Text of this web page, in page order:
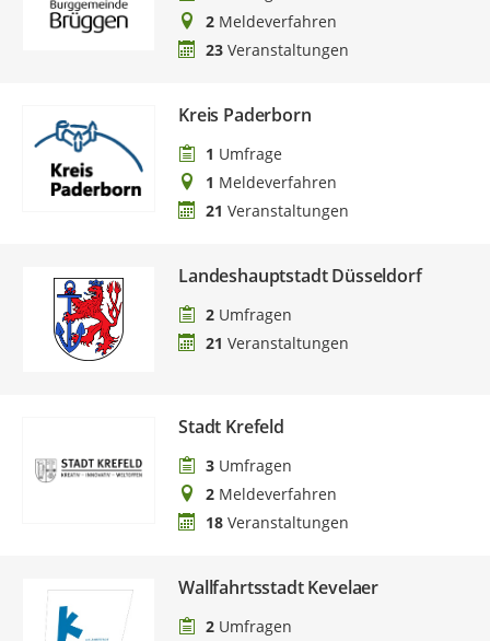
2 Meldeverfahren
23 Veranstaltungen
Kreis Paderborn
1 Umfrage
1 Meldeverfahren
21 Veranstaltungen
Landeshauptstadt Düsseldorf
2 Umfragen
21 Veranstaltungen
Stadt Krefeld
3 Umfragen
2 Meldeverfahren
18 Veranstaltungen
Wallfahrtsstadt Kevelaer
2 Umfragen